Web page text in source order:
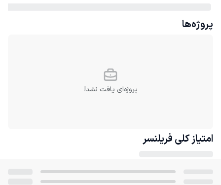
پروژه‌ها
پروژه‌ای یافت نشد!
امتیاز کلی فریلنسر